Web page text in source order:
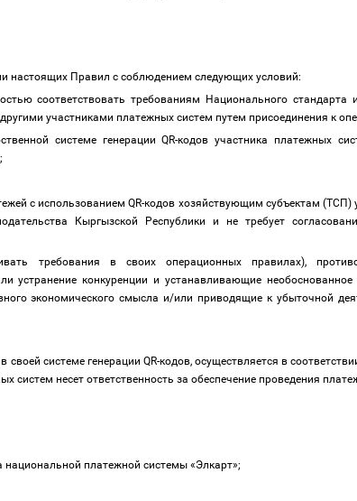
настоящих Правил с соблюдением следующих условий:
соответствовать требованиям Национального
участниками платежных систем путем присоединения к
системе генерации QR-кодов участника платежных
с использованием QR-кодов хозяйствующим субъектам (ТСП)
Кыргызской Республики и не требует
требования в своих операционных правилах),
устранение конкуренции и устанавливающие
экономического смысла и/или приводящие к убыточной
системе генерации QR-кодов, осуществляется в
несет ответственность за обеспечение проведения
платежной системы «Элкарт»;